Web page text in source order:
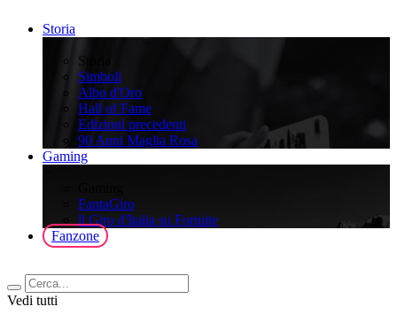
Storia
Storia
Simboli
Albo d'Oro
Hall of Fame
Edizioni precedenti
90 Anni Maglia Rosa
Gaming
FantaGiro
ll Giro d'Italia su Fortnite
Fanzone
Vedi tutti